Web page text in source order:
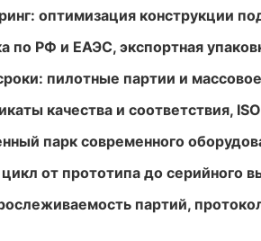
оптимизация конструкции
по РФ и ЕАЭС, экспортная
пилотные партии и
качества и соответствия,
парк современного
от прототипа до серийного
партий,